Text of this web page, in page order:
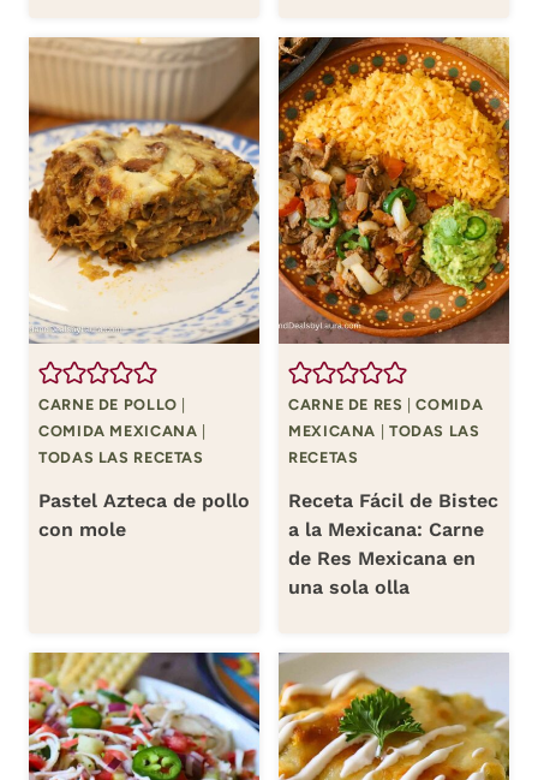
CARNE DE POLLO
COMIDA MEXICANA
TODAS LAS RECETAS
Pastel Azteca de pollo
con mole
CARNE DE RES |COMIDA
MEXICANA
TODAS LAS
RECETAS
Receta Fácil de Bistec
a la Mexicana: Carne
de Res Mexicana en
una sola olla